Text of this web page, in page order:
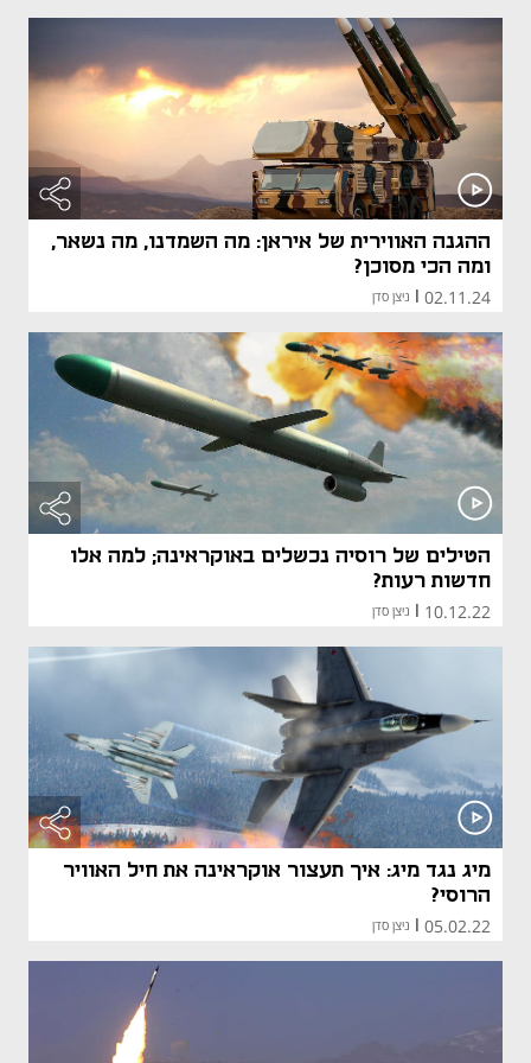
ההגנה האווירית של איראן: מה השמדנו, מה נשאר,
ומה הכי מסוכן?
02.11.24 ניצן סדן
הטילים של רוסיה נכשלים באוקראינה; למה אלו
חדשות רעות?
10.12.22 ניצן סדן
מיג נגד מיג: איך תעצור אוקראינה את חיל האוויר
הרוסי?
05.02.22 ניצן סדן